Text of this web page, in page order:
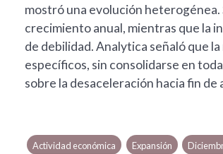
mostró una evolución
crecimiento anual, mientras que la
de debilidad. Analytica señaló que
específicos, sin consolidarse en
sobre la desaceleración hacia fin
Actividad económica Expansión